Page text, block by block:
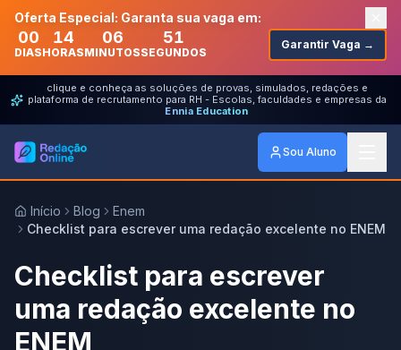
Oferta Especial: Garanta sua vaga em:
00
DIAS
14
HORAS
06
MINUTOS
51
SEGUNDOS
Garantir Vaga →
clique e conheça as soluções de provas, simulados, redações e
plataforma de recrutamento para RH - Escolas, faculdades e empresas da
Ennia Education
Sou Aluno
Início Blog
Enem
Checklist para escrever uma redação excelente no ENEM
Checklist para escrever
uma redação excelente no
ENEM